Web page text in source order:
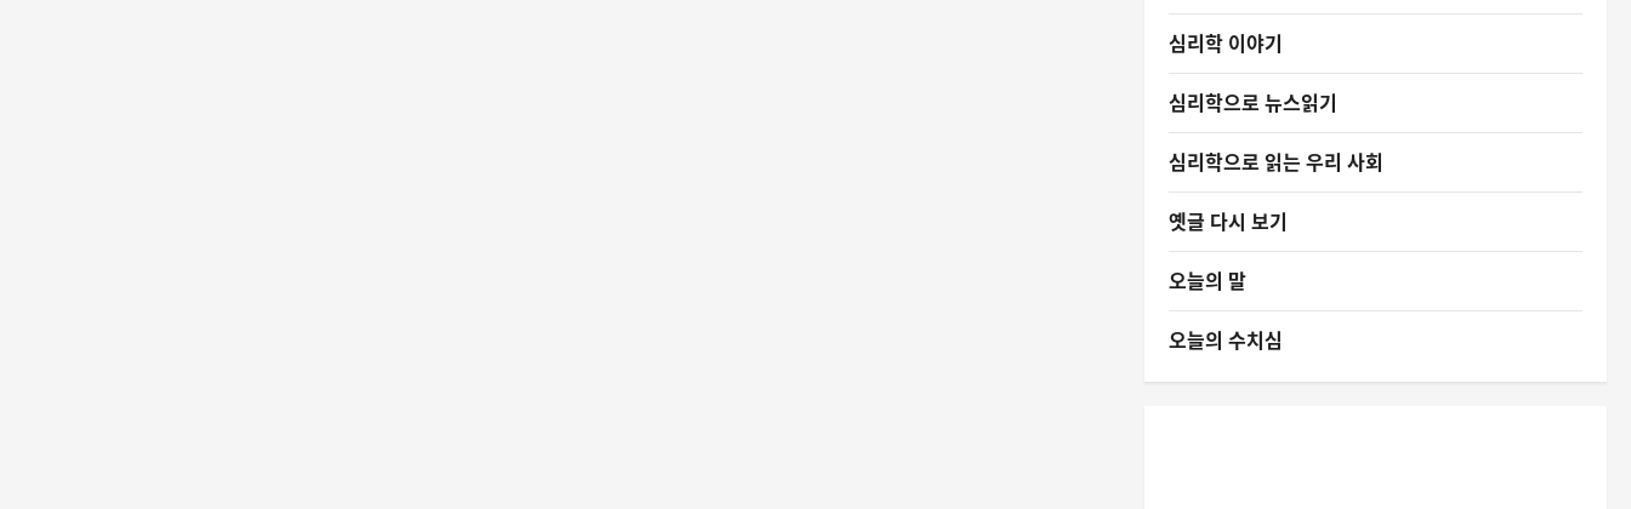
심리학 이야기
심리학으로 뉴스읽기
심리학으로 읽는 우리 사회
옛글 다시 보기
오늘의 말
오늘의 수치심